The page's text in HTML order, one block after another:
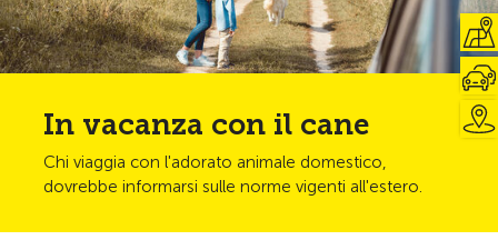
In vacanza con il cane
Chi viaggia con l'adorato animale domestico,
dovrebbe informarsi sulle norme vigenti all'estero.